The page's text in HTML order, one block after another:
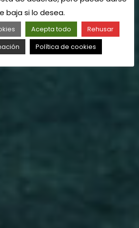
baja si lo desea.
Acepta todo
Rehusar
Política de cookies